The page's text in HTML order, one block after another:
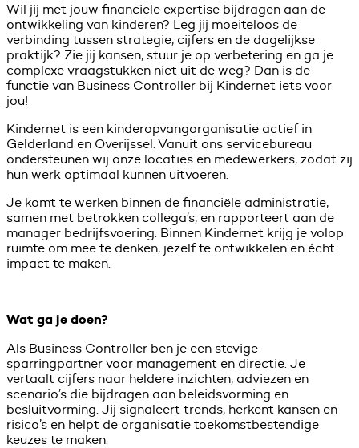
Wil jij met jouw financiële expertise bijdragen aan de
ontwikkeling van kinderen? Leg jij moeiteloos de
verbinding tussen strategie, cijfers en de dagelijkse
praktijk? Zie jij kansen, stuur je op verbetering en ga je
complexe vraagstukken niet uit de weg? Dan is de
functie van Business Controller bij Kindernet iets voor
jou!
Kindernet is een kinderopvangorganisatie actief in
Gelderland en Overijssel. Vanuit ons servicebureau
ondersteunen wij onze locaties en medewerkers, zodat zij
hun werk optimaal kunnen uitvoeren.
Je komt te werken binnen de financiële administratie,
samen met betrokken collega’s, en rapporteert aan de
manager bedrijfsvoering. Binnen Kindernet krijg je volop
ruimte om mee te denken, jezelf te ontwikkelen en écht
impact te maken.
Wat ga je doen?
Als Business Controller ben je een stevige
sparringpartner voor management en directie. Je
vertaalt cijfers naar heldere inzichten, adviezen en
scenario’s die bijdragen aan beleidsvorming en
besluitvorming. Jij signaleert trends, herkent kansen en
risico’s en helpt de organisatie toekomstbestendige
keuzes te maken.